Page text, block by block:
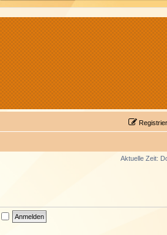
Aktuelle Zeit: